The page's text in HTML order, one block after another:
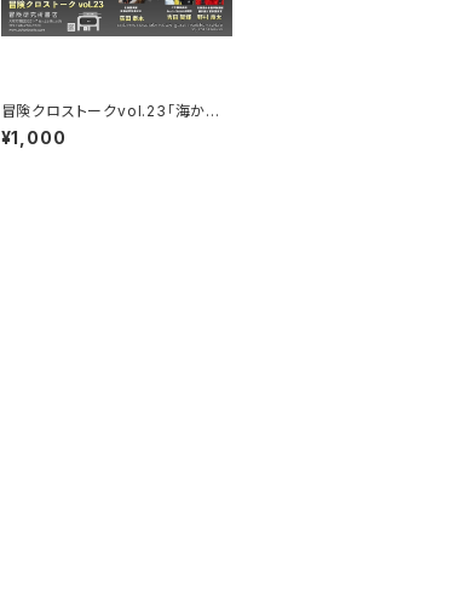
冒険クロストークvol.23「海から
目指す、世界最高峰」録画視聴権
¥1,000